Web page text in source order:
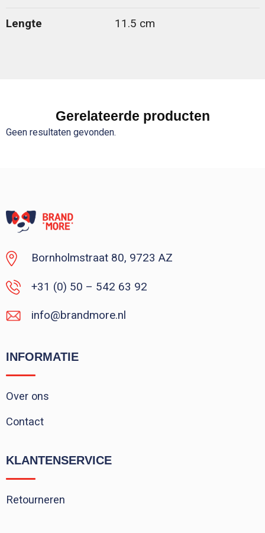
Lengte 11.5 cm
Gerelateerde producten
Geen resultaten gevonden.
Bornholmstraat 80, 9723 AZ
+31 (0) 50 – 542 63 92
info@brandmore.nl
INFORMATIE
Over ons
Contact
KLANTENSERVICE
Retourneren